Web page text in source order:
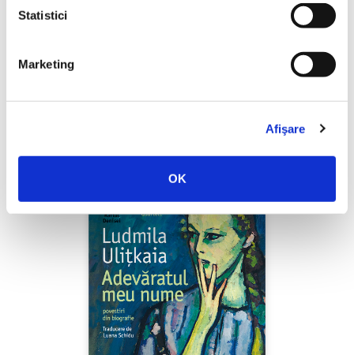
Statistici
Marketing
Afişare
OK
Shiva Rahbaran, Numele meu e Nevinovăție